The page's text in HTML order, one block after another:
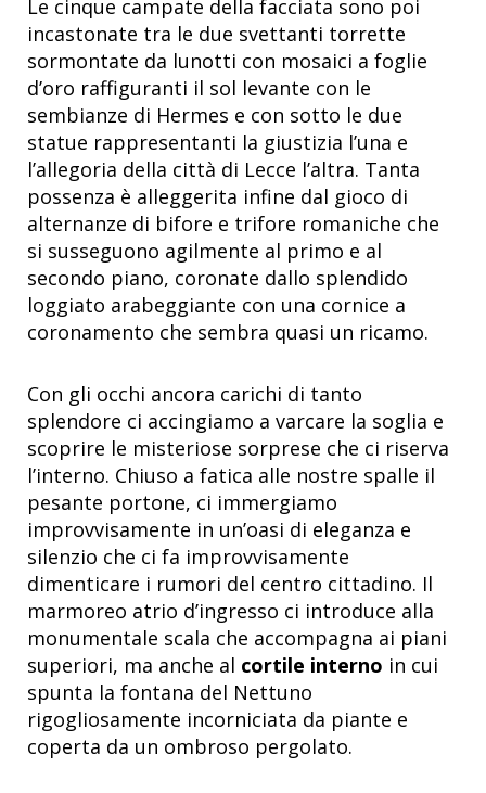
Le cinque campate della facciata sono poi
incastonate tra le due svettanti torrette
sormontate da lunotti con mosaici a foglie
d’oro raffiguranti il sol levante con le
sembianze di Hermes e con sotto le due
statue rappresentanti la giustizia l’una e
l’allegoria della città di Lecce l’altra. Tanta
possenza è alleggerita infine dal gioco di
alternanze di bifore e trifore romaniche che
si susseguono agilmente al primo e al
secondo piano, coronate dallo splendido
loggiato arabeggiante con una cornice a
coronamento che sembra quasi un ricamo.
Con gli occhi ancora carichi di tanto
splendore ci accingiamo a varcare la soglia e
scoprire le misteriose sorprese che ci riserva
l’interno. Chiuso a fatica alle nostre spalle il
pesante portone, ci immergiamo
improvvisamente in un’oasi di eleganza e
silenzio che ci fa improvvisamente
dimenticare i rumori del centro cittadino. Il
marmoreo atrio d’ingresso ci introduce alla
monumentale scala che accompagna ai piani
superiori, ma anche al cortile interno in cui
spunta la fontana del Nettuno
rigogliosamente incorniciata da piante e
coperta da un ombroso pergolato.